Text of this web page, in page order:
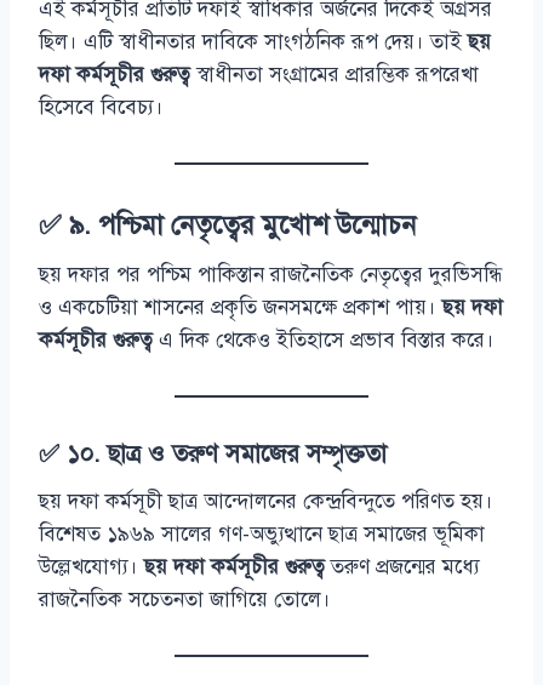
এই কর্মসূচীর প্রতিটি দফাই স্বাধিকার অর্জনের দিকেই অগ্রসর
ছিল। এটি স্বাধীনতার দাবিকে সাংগঠনিক রূপ দেয়। তাইছয়
দফা কর্মসূচীর গুরুত্বস্বাধীনতা সংগ্রামের প্রারম্ভিক রূপরেখা
হিসেবে বিবেচ্য।
✅ ৯. পশ্চিমা নেতৃত্বের মুখোশ উন্মোচন
ছয় দফার পর পশ্চিম পাকিস্তান রাজনৈতিক নেতৃত্বের দুরভিসন্ধি
ও একচেটিয়া শাসনের প্রকৃতি জনসমক্ষে প্রকাশ পায়।ছয় দফা
কর্মসূচীর গুরুত্বএ দিক থেকেও ইতিহাসে প্রভাব বিস্তার করে।
✅ ১০. ছাত্র ও তরুণ সমাজের সম্পৃক্ততা
ছয় দফা কর্মসূচী ছাত্র আন্দোলনের কেন্দ্রবিন্দুতে পরিণত হয়।
বিশেষত ১৯৬৯ সালের গণ-অভ্যুত্থানে ছাত্র সমাজের ভূমিকা
উল্লেখযোগ্য।ছয় দফা কর্মসূচীর গুরুত্বতরুণ প্রজন্মের মধ্যে
রাজনৈতিক সচেতনতা জাগিয়ে তোলে।